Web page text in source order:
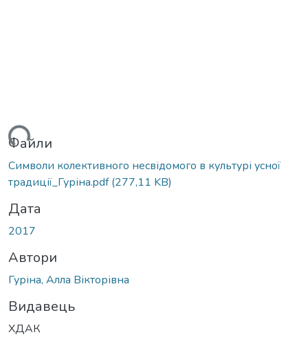
Файли
Символи колективного несвідомого в культурі усної
традиції_Гуріна.pdf(277,11 KB)
Дата
2017
Автори
Гуріна, Алла Вікторівна
Видавець
ХДАК